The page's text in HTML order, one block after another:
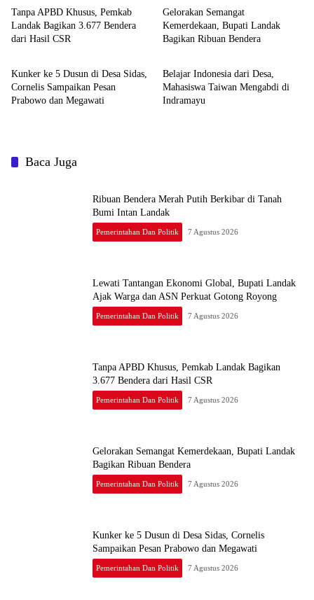
Tanpa APBD Khusus, Pemkab
Landak Bagikan 3.677 Bendera
dari Hasil CSR
Gelorakan Semangat
Kemerdekaan, Bupati Landak
Bagikan Ribuan Bendera
Pemerintahan dan Politik
Kunker ke 5 Dusun di Desa Sidas,
Cornelis Sampaikan Pesan
Prabowo dan Megawati
Pemerintahan dan Politik
Belajar Indonesia dari Desa,
Mahasiswa Taiwan Mengabdi di
Baca Juga
Ribuan Bendera Merah Putih Berkibar di Tanah
Bumi Intan Landak
Pemerintahan Dan Politik 7 Agustus 2026
Lewati Tantangan Ekonomi Global, Bupati Landak
Ajak Warga dan ASN Perkuat Gotong Royong
Pemerintahan Dan Politik 7 Agustus 2026
Tanpa APBD Khusus, Pemkab Landak Bagikan
3.677 Bendera dari Hasil CSR
Pemerintahan Dan Politik 7 Agustus 2026
Gelorakan Semangat Kemerdekaan, Bupati Landak
Bagikan Ribuan Bendera
Pemerintahan Dan Politik 7 Agustus 2026
Kunker ke 5 Dusun di Desa Sidas, Cornelis
Sampaikan Pesan Prabowo dan Megawati
Pemerintahan Dan Politik 7 Agustus 2026